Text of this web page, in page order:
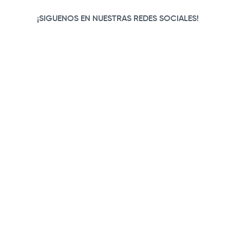
¡SIGUENOS EN NUESTRAS REDES SOCIALES!